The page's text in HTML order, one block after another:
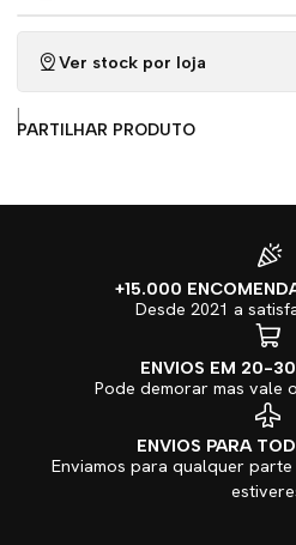
Ver stock por loja
|
PARTILHAR PRODUTO
+15.000
Desde 2021 a
ENVIOS EM 20-
Pode demorar mas vale
ENVIOS PARA
Enviamos para qualquer